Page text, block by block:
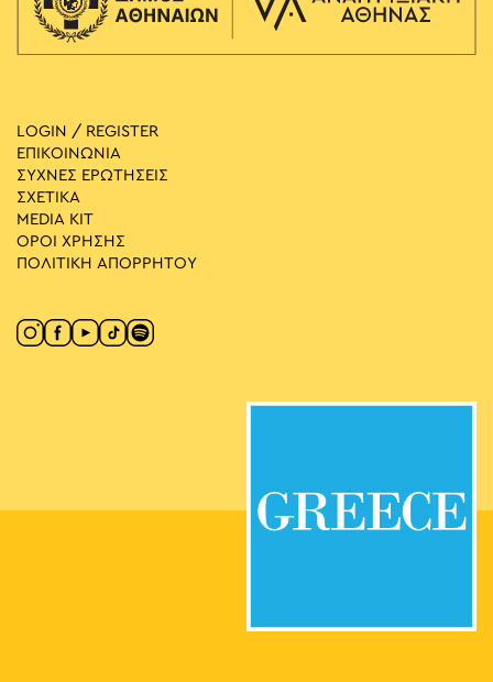
LOGIN / REGISTER
ΕΠΙΚΟΙΝΩΝΙΑ
ΣΥΧΝΕΣ ΕΡΩΤΗΣΕΙΣ
ΣΧΕΤΙΚΑ
MEDIA ΚIT
ΟΡΟΙ ΧΡΗΣΗΣ
ΠΟΛΙΤΙΚΗ ΑΠΟΡΡΗΤΟΥ